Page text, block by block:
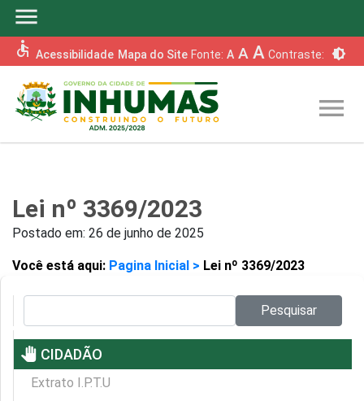
menu
accessible Acessibilidade Mapa do Site Fonte: A A A Contraste: brightness_6
menu
Lei nº 3369/2023
Postado em: 26 de junho de 2025
Você está aqui: Pagina Inicial > Lei nº 3369/2023
Pesquisar
pan_tool CIDADÃO
Extrato I.P.T.U